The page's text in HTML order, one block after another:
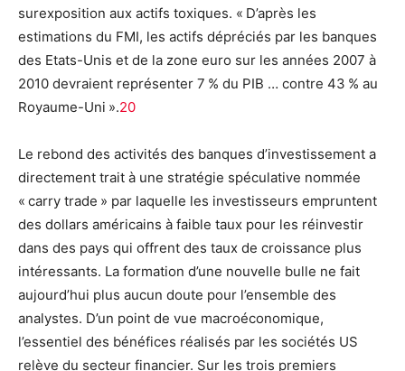
surexposition aux actifs toxiques. « D’après les
estimations du FMI, les actifs dépréciés par les banques
des Etats-Unis et de la zone euro sur les années 2007 à
2010 devraient représenter 7 % du PIB … contre 43 % au
Royaume-Uni ».20
Le rebond des activités des banques d’investissement a
directement trait à une stratégie spéculative nommée
« carry trade » par laquelle les investisseurs empruntent
des dollars américains à faible taux pour les réinvestir
dans des pays qui offrent des taux de croissance plus
intéressants. La formation d’une nouvelle bulle ne fait
aujourd’hui plus aucun doute pour l’ensemble des
analystes. D’un point de vue macroéconomique,
l’essentiel des bénéfices réalisés par les sociétés US
relève du secteur financier. Sur les trois premiers